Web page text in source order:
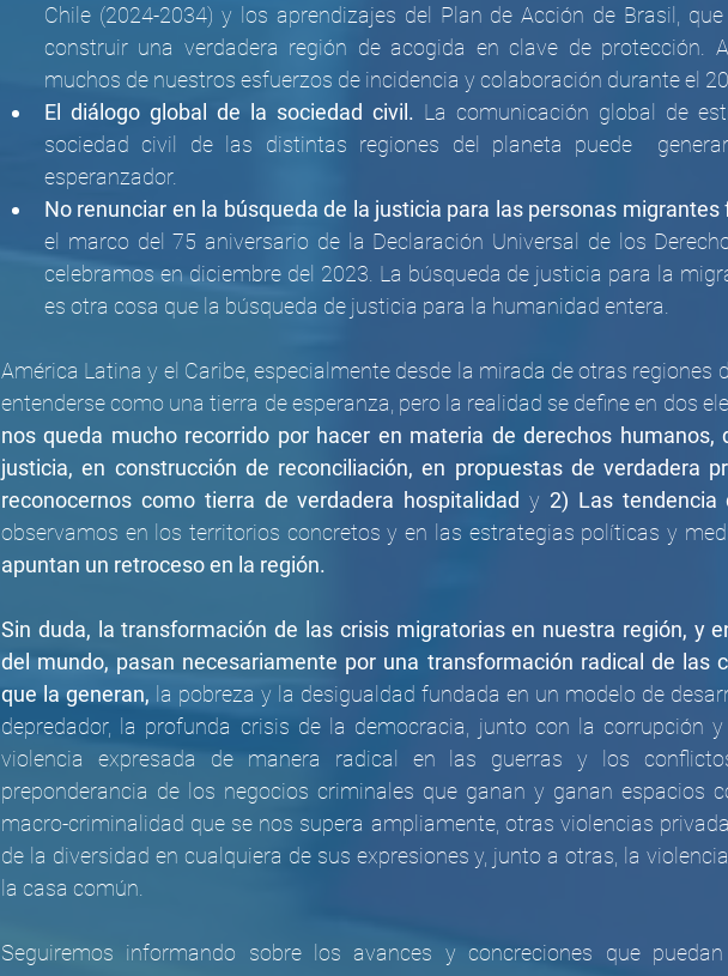
Chile (2024-2034) y los aprendizajes del Plan de Acción de Brasil,
construir una verdadera región de acogida en clave de protección.
muchos de nuestros esfuerzos de incidencia y colaboración durante el
El diálogo global de la sociedad civil. La comunicación global de
sociedad civil de las distintas regiones del planeta puede
esperanzador.
No renunciar en la búsqueda de la justicia para las personas migrantes
el marco del 75 aniversario de la Declaración Universal de los
celebramos en diciembre del 2023. La búsqueda de justicia para la
es otra cosa que la búsqueda de justicia para la humanidad entera.
América Latina y el Caribe, especialmente desde la mirada de otras regiones
entenderse como una tierra de esperanza, pero la realidad se define en dos
nos queda mucho recorrido por hacer en materia de derechos humanos,
justicia, en construcción de reconciliación, en propuestas de verdadera
reconocernos como tierra de verdadera hospitalidad y 2) Las tendencia
apuntan un retroceso en la región.
Sin duda, la transformación de las crisis migratorias en nuestra región, y
del mundo, pasan necesariamente por una transformación radical de las
que la generan, la pobreza y la desigualdad fundada en un modelo de
depredador, la profunda crisis de la democracia, junto con la corrupción
violencia expresada de manera radical en las guerras y los
preponderancia de los negocios criminales que ganan y ganan espacios
macro-criminalidad que se nos supera ampliamente, otras violencias
de la diversidad en cualquiera de sus expresiones y, junto a otras, la
la casa común.
Seguiremos informando sobre los avances y concreciones que